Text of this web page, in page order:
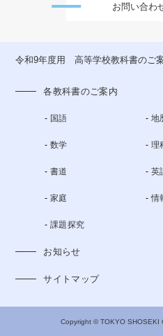
お問い合わ
令和9年度用 高等学校教科書のご
各教科書のご案内
国語 地
数学 理
書道 英
家庭 情
課題探究
お知らせ
サイトマップ
Copyright © TOKYO SHOSEKI